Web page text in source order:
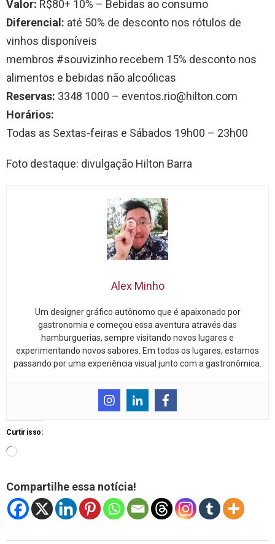
Valor: R$80+ 10% – Bebidas ao consumo
Diferencial: até 50% de desconto nos rótulos de
vinhos disponíveis
membros #souvizinho recebem 15% desconto nos
alimentos e bebidas não alcoólicas
Reservas: 3348 1000 – eventos.rio@hilton.com
Horários:
Todas as Sextas-feiras e Sábados 19h00 – 23h00
Foto destaque: divulgação Hilton Barra
Alex Minho
Um designer gráfico autônomo que é apaixonado por
gastronomia e começou essa aventura através das
hamburguerias, sempre visitando novos lugares e
experimentando novos sabores. Em todos os lugares, estamos
passando por uma experiência visual junto com a gastronômica.
Curtir isso:
Compartilhe essa notícia!